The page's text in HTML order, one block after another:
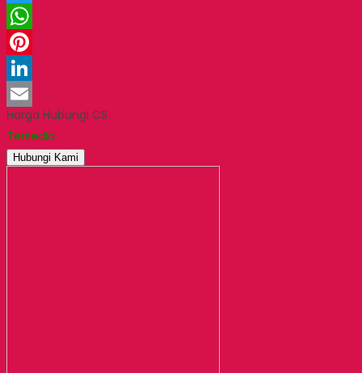
Twitter
WhatsApp
Pinterest
LinkedIn
Email
Harga Hubungi CS
Tersedia
Hubungi Kami